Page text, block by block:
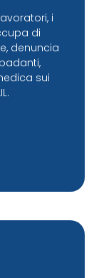
i
di
denuncia
sui